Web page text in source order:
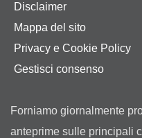
Disclaimer
Mappa del sito
Privacy e Cookie Policy
Gestisci consenso
Forniamo giornalmente
anteprime sulle principali